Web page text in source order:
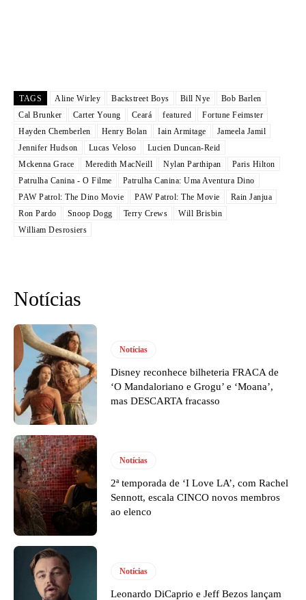
TAGS Aline Wirley Backstreet Boys Bill Nye
Bob Barlen
Cal Brunker
Carter Young Ceará featured
Fortune Feimster
Hayden Chemberlen
Henry Bolan Iain Armitage
Jameela Jamil
Jennifer Hudson
Lucas Veloso
Lucien Duncan-Reid
Mckenna Grace
Meredith MacNeill Nylan Parthipan
Paris Hilton
Patrulha Canina - O Filme
Patrulha Canina: Uma Aventura Dino
PAW Patrol: The Dino Movie
PAW Patrol: The Movie
Rain Janjua
Ron Pardo
Snoop Dogg Terry Crews
Will Brisbin
William Desrosiers
Notícias
Notícias
Disney reconhece bilheteria FRACA de
‘O Mandaloriano e Grogu’ e ‘Moana’,
mas DESCARTA fracasso
Notícias
2ª temporada de ‘I Love LA’, com Rachel
Sennott, escala CINCO novos membros
ao elenco
Notícias
Leonardo DiCaprio e Jeff Bezos lançam